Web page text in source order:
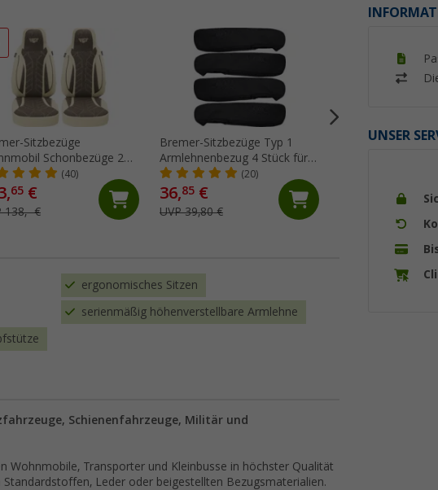
UNSER
Sitzbezüge
Schonbezüge 2
für Ducato / Jumper /
beige/braun
(40)
65 €
138,- €
Bremer-Sitzbezüge Typ 1
Armlehnenbezug 4 Stück für
Ducato / Boxer / Jumper
schwarz
(20)
36,85 €
UVP 39,80 €
AL-KO
ergonomisches Sitzen
serienmäßig höhenverstellbare Armlehne
Schienenfahrzeuge, Militär und
Wohnmobile, Transporter und Kleinbusse in höchster Qualität
Leder oder beigestellten Bezugsmaterialien.